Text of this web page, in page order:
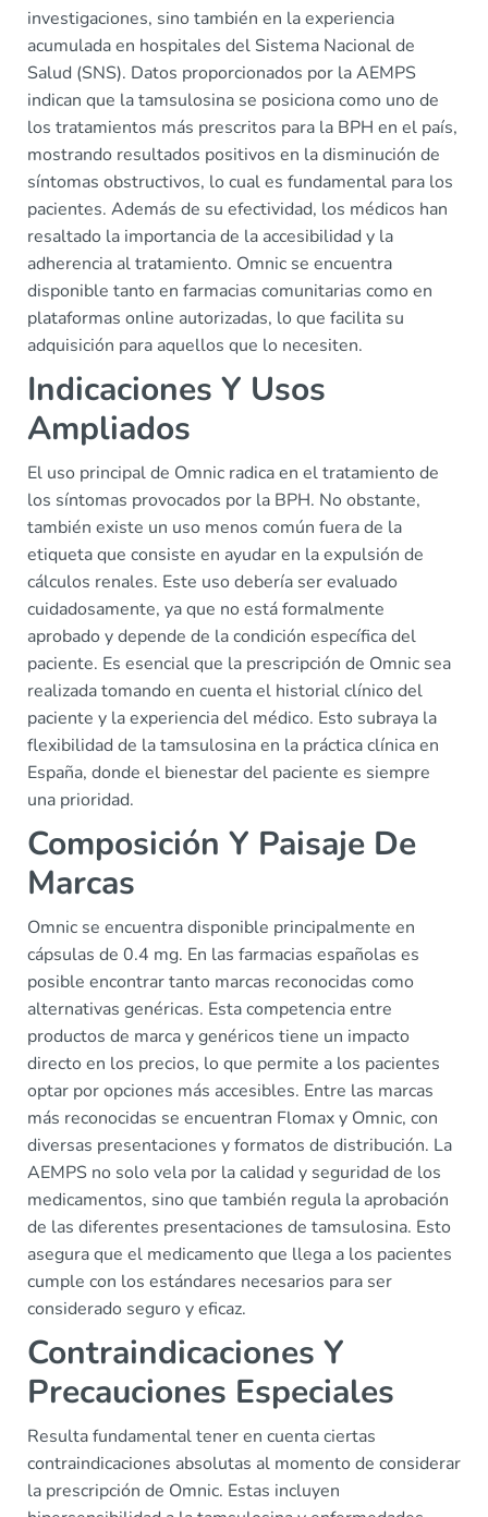
investigaciones, sino también en la experiencia
acumulada en hospitales del Sistema Nacional de
Salud (SNS). Datos proporcionados por la AEMPS
indican que la tamsulosina se posiciona como uno de
los tratamientos más prescritos para la BPH en el país,
mostrando resultados positivos en la disminución de
síntomas obstructivos, lo cual es fundamental para los
pacientes. Además de su efectividad, los médicos han
resaltado la importancia de la accesibilidad y la
adherencia al tratamiento. Omnic se encuentra
disponible tanto en farmacias comunitarias como en
plataformas online autorizadas, lo que facilita su
adquisición para aquellos que lo necesiten.
Indicaciones Y Usos
Ampliados
El uso principal de Omnic radica en el tratamiento de
los síntomas provocados por la BPH. No obstante,
también existe un uso menos común fuera de la
etiqueta que consiste en ayudar en la expulsión de
cálculos renales. Este uso debería ser evaluado
cuidadosamente, ya que no está formalmente
aprobado y depende de la condición específica del
paciente. Es esencial que la prescripción de Omnic sea
realizada tomando en cuenta el historial clínico del
paciente y la experiencia del médico. Esto subraya la
flexibilidad de la tamsulosina en la práctica clínica en
España, donde el bienestar del paciente es siempre
una prioridad.
Composición Y Paisaje De
Marcas
Omnic se encuentra disponible principalmente en
cápsulas de 0.4 mg. En las farmacias españolas es
posible encontrar tanto marcas reconocidas como
alternativas genéricas. Esta competencia entre
productos de marca y genéricos tiene un impacto
directo en los precios, lo que permite a los pacientes
optar por opciones más accesibles. Entre las marcas
más reconocidas se encuentran Flomax y Omnic, con
diversas presentaciones y formatos de distribución. La
AEMPS no solo vela por la calidad y seguridad de los
medicamentos, sino que también regula la aprobación
de las diferentes presentaciones de tamsulosina. Esto
asegura que el medicamento que llega a los pacientes
cumple con los estándares necesarios para ser
considerado seguro y eficaz.
Contraindicaciones Y
Precauciones Especiales
Resulta fundamental tener en cuenta ciertas
contraindicaciones absolutas al momento de considerar
la prescripción de Omnic. Estas incluyen